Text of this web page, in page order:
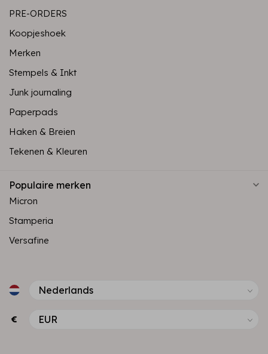
PRE-ORDERS
Koopjeshoek
Merken
Stempels & Inkt
Junk journaling
Paperpads
Haken & Breien
Tekenen & Kleuren
Populaire merken
Micron
Stamperia
Versafine
€